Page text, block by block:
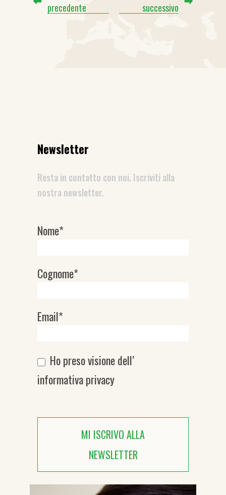
precedente
successivo
Newsletter
Resta in contatto con noi. Iscriviti alla
nostra newsletter.
Newsletter
Nome*
Cognome*
Email*
Ho preso visione dell’
informativa privacy
MI ISCRIVO ALLA
NEWSLETTER